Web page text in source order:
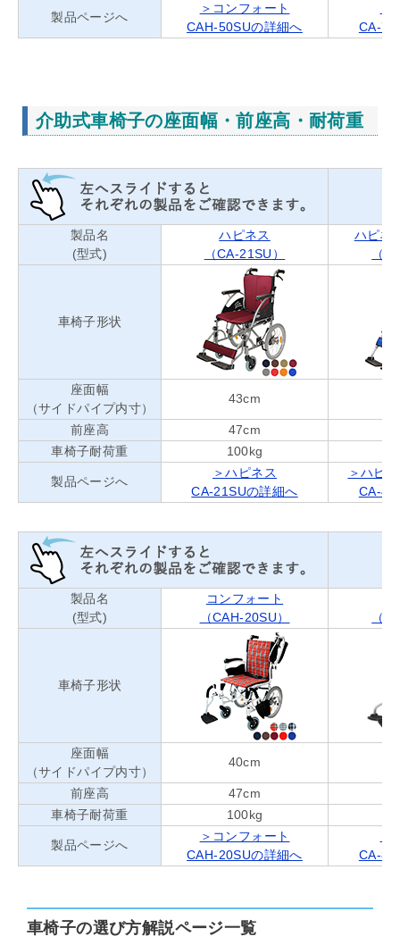
製品ページへ
＞コンフォート
CAH-50SUの詳細へ
CA-
介助式車椅子の座面幅・前座高・耐荷重
製品名
(型式)
ハピネス
（CA-21SU）
ハピネ
（
車椅子形状
座面幅
（サイドパイプ内寸）
43cm
前座高 47cm
車椅子耐荷重
100kg
製品ページへ
＞ハピネス
CA-21SUの詳細へ
＞ハピ
CA-
製品名
(型式)
コンフォート
（CAH-20SU）
（
車椅子形状
座面幅
（サイドパイプ内寸）
40cm
前座高 47cm
車椅子耐荷重
100kg
製品ページへ
＞コンフォート
CAH-20SUの詳細へ
CA-
車椅子の選び方解説ページ一覧